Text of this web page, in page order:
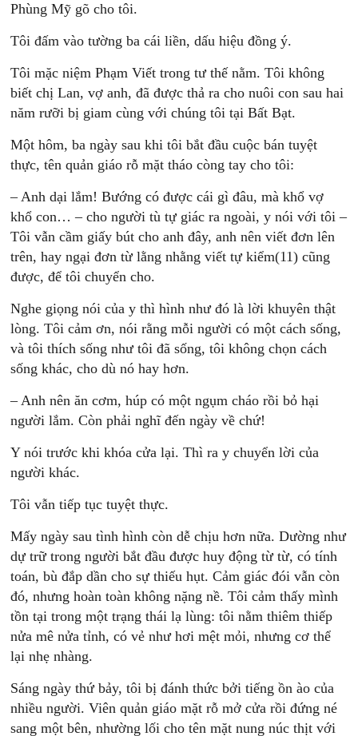
Phùng Mỹ gõ cho tôi.
Tôi đấm vào tường ba cái liền, dấu hiệu đồng ý.
Tôi mặc niệm Phạm Viết trong tư thế nằm. Tôi không
biết chị Lan, vợ anh, đã được thả ra cho nuôi con sau hai
năm rưỡi bị giam cùng với chúng tôi tại Bất Bạt.
Một hôm, ba ngày sau khi tôi bắt đầu cuộc bán tuyệt
thực, tên quản giáo rỗ mặt tháo còng tay cho tôi:
– Anh dại lắm! Bướng có được cái gì đâu, mà khổ vợ
khổ con… – cho người tù tự giác ra ngoài, y nói với tôi –
Tôi vẫn cầm giấy bút cho anh đây, anh nên viết đơn lên
trên, hay ngại đơn từ lằng nhằng viết tự kiểm(11) cũng
được, để tôi chuyển cho.
Nghe giọng nói của y thì hình như đó là lời khuyên thật
lòng. Tôi cảm ơn, nói rằng mỗi người có một cách sống,
và tôi thích sống như tôi đã sống, tôi không chọn cách
sống khác, cho dù nó hay hơn.
– Anh nên ăn cơm, húp có một ngụm cháo rồi bỏ hại
người lắm. Còn phải nghĩ đến ngày về chứ!
Y nói trước khi khóa cửa lại. Thì ra y chuyển lời của
người khác.
Tôi vẫn tiếp tục tuyệt thực.
Mấy ngày sau tình hình còn dễ chịu hơn nữa. Dường như
dự trữ trong người bắt đầu được huy động từ từ, có tính
toán, bù đắp dần cho sự thiếu hụt. Cảm giác đói vẫn còn
đó, nhưng hoàn toàn không nặng nề. Tôi cảm thấy mình
tồn tại trong một trạng thái lạ lùng: tôi nằm thiêm thiếp
nửa mê nửa tỉnh, có vẻ như hơi mệt mỏi, nhưng cơ thể
lại nhẹ nhàng.
Sáng ngày thứ bảy, tôi bị đánh thức bởi tiếng ồn ào của
nhiều người. Viên quản giáo mặt rỗ mở cửa rồi đứng né
sang một bên, nhường lối cho tên mặt nung núc thịt với